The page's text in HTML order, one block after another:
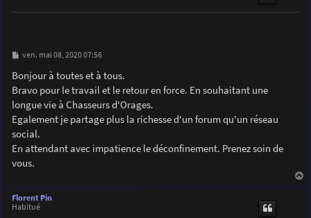
M
s
s
a
e
ven. mai 08, 2020 07:56
Bonjour à toutes et à tous.
Bravo pour le travail et le retour en force. En souhaitant une
longue vie à Chasseurs d'Orages.
Egalement je partage plus la richesse d'un forum qu'un réseau
social.
En attendant avec impatience le déconfinement. Prenez soin de
vous.
Florent Pin
Habitué